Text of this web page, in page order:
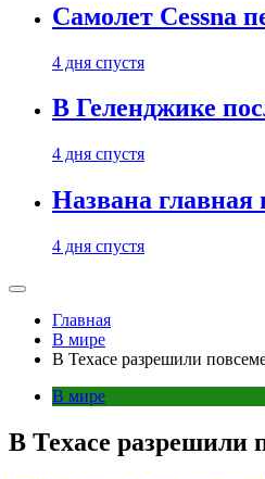
Самолет Cessna
4 дня спустя
В Геленджике
4 дня спустя
Названа
4 дня спустя
Главная
В мире
В Техасе разрешили
В мире
В Техасе разрешили